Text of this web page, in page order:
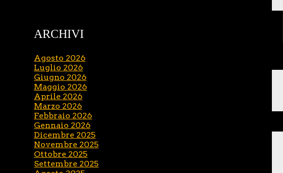
ARCHIVI
Agosto 2026
Luglio 2026
Giugno 2026
Maggio 2026
Aprile 2026
Marzo 2026
Febbraio 2026
Gennaio 2026
Dicembre 2025
Novembre 2025
Ottobre 2025
Settembre 2025